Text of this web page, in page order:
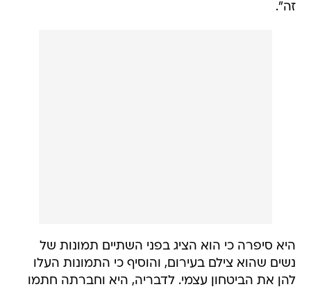
זה".
היא סיפרה כי הוא הציג בפני השתיים תמונות של
נשים שהוא צילם בעירום, והוסיף כי התמונות העלו
להן את הביטחון עצמי. לדבריה, היא וחברתה חתמו